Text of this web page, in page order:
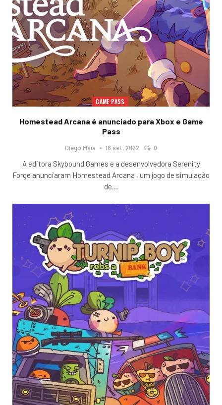
GAME PASS
Homestead Arcana é anunciado para Xbox e Game
Pass
Diego Maia 18 set, 2022 0
A editora Skybound Games e a desenvolvedora Serenity
Forge anunciaram Homestead Arcana , um jogo de simulação
de…